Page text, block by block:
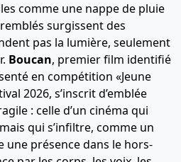
comme une nappe de pluie
surgissent des
pas la lumière, seulement
Boucan, premier film identifié
en compétition «Jeune
2026, s’inscrit d’emblée
: celle d’un cinéma qui
qui s’infiltre, comme un
une présence dans le hors-